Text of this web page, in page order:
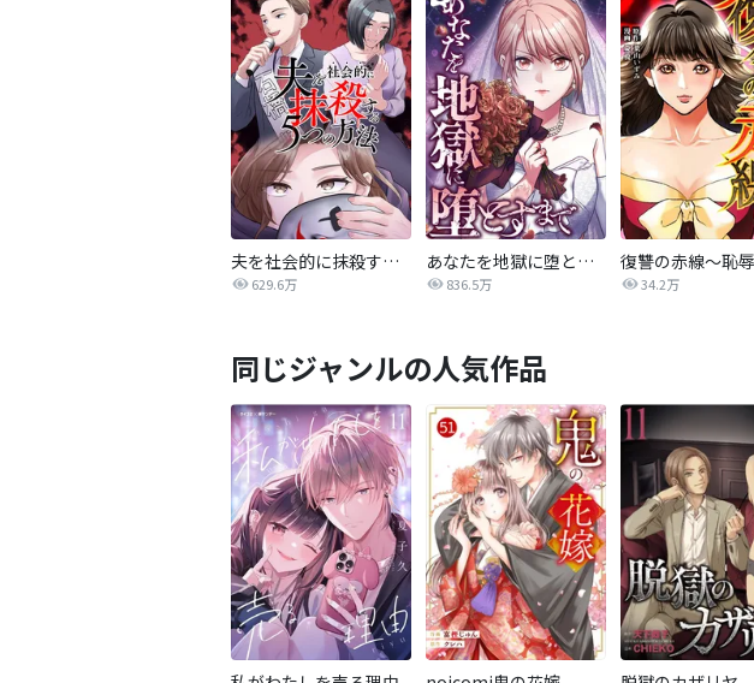
夫を社会的に抹殺する5つの方法
629.6万
あなたを地獄に堕とすまで
836.5万 34.2万
同じジャンルの人気作品